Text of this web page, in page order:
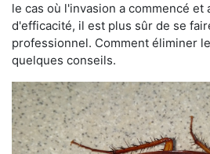
le cas où l'invasion a commencé et
d'efficacité, il est plus sûr de se
professionnel. Comment éliminer
quelques conseils.